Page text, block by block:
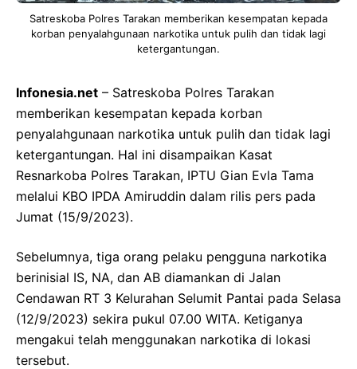
Satreskoba Polres Tarakan memberikan kesempatan kepada
korban penyalahgunaan narkotika untuk pulih dan tidak lagi
ketergantungan.
Infonesia.net – Satreskoba Polres Tarakan
memberikan kesempatan kepada korban
penyalahgunaan narkotika untuk pulih dan tidak lagi
ketergantungan. Hal ini disampaikan Kasat
Resnarkoba Polres Tarakan, IPTU Gian Evla Tama
melalui KBO IPDA Amiruddin dalam rilis pers pada
Jumat (15/9/2023).
Sebelumnya, tiga orang pelaku pengguna narkotika
berinisial IS, NA, dan AB diamankan di Jalan
Cendawan RT 3 Kelurahan Selumit Pantai pada Selasa
(12/9/2023) sekira pukul 07.00 WITA. Ketiganya
mengakui telah menggunakan narkotika di lokasi
tersebut.